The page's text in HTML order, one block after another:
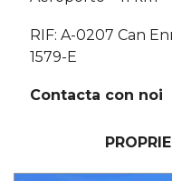
RIF: A-0207 Can
1579-E
Contacta con noi